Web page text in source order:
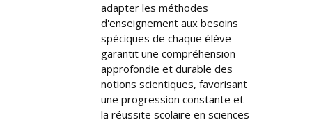
adapter les méthodes
d'enseignement aux besoins
spécifiques de chaque élève
garantit une compréhension
approfondie et durable des
notions scientifiques, favorisant
une progression constante et
la réussite scolaire en sciences